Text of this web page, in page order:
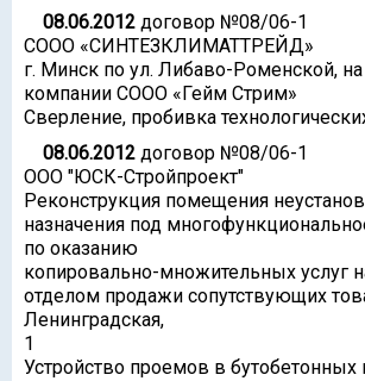
08.06.2012 договор №08/06-1
СООО «СИНТЕЗКЛИМАТТРЕЙД»
г. Минск по ул. Либаво-Роменской,
компании СООО «Гейм Стрим»
Сверление, пробивка
08.06.2012 договор №08/06-1
ООО "ЮСК-Стройпроект"
Реконструкция помещения
назначения под
по оказанию
копировально-множительных услуг
отделом продажи сопутствующих
Ленинградская,
1
Устройство проемов в бутобетонных